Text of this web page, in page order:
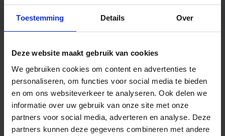
Toestemming Details Over
Deze website maakt gebruik van cookies
We gebruiken cookies om content en advertenties te
personaliseren, om functies voor social media te bieden
en om ons websiteverkeer te analyseren. Ook delen we
informatie over uw gebruik van onze site met onze
partners voor social media, adverteren en analyse. Deze
partners kunnen deze gegevens combineren met andere
Meer informatie
Poortbegeleiding
Voor kinderen vanaf 12 jaar die alleen reizen
( Intern link op de pagina )
Algemene informatie
( Link naar externe website )